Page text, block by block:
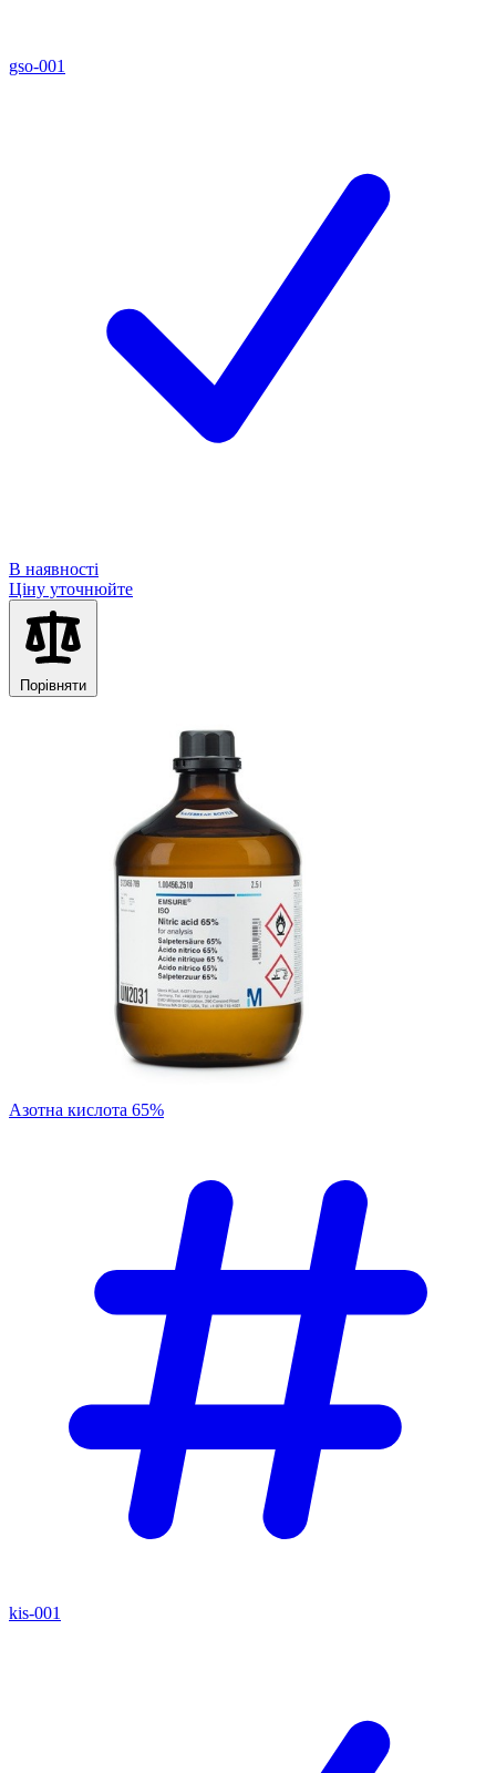
gso-001
В наявності
Ціну уточнюйте
Порівняти
Азотна кислота 65%
kis-001